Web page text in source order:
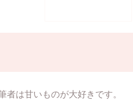
者は甘いものが大好きです。